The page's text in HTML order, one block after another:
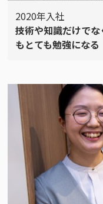
2020年入社
技術や知識だけで
もとても勉強になる